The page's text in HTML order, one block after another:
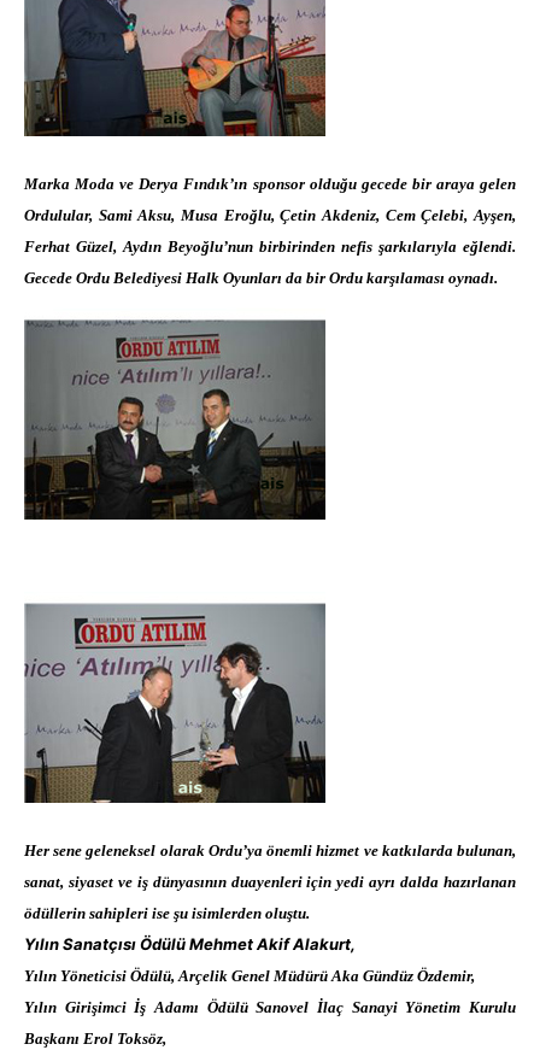
Marka Moda ve Derya Fındık’ın sponsor olduğu gecede bir araya gelen
Ordulular, Sami Aksu, Musa Eroğlu, Çetin Akdeniz, Cem Çelebi, Ayşen,
Ferhat Güzel, Aydın Beyoğlu’nun birbirinden nefis şarkılarıyla eğlendi.
Gecede Ordu Belediyesi Halk Oyunları da bir Ordu karşılaması oynadı.
Her sene geleneksel olarak Ordu’ya önemli hizmet ve katkılarda bulunan,
sanat, siyaset ve iş dünyasının duayenleri için yedi ayrı dalda hazırlanan
ödüllerin sahipleri ise şu isimlerden oluştu.
Yılın Sanatçısı Ödülü Mehmet Akif Alakurt,
Yılın Yöneticisi Ödülü, Arçelik Genel Müdürü Aka Gündüz Özdemir,
Yılın Girişimci İş Adamı Ödülü Sanovel İlaç Sanayi Yönetim Kurulu
Başkanı Erol Toksöz,